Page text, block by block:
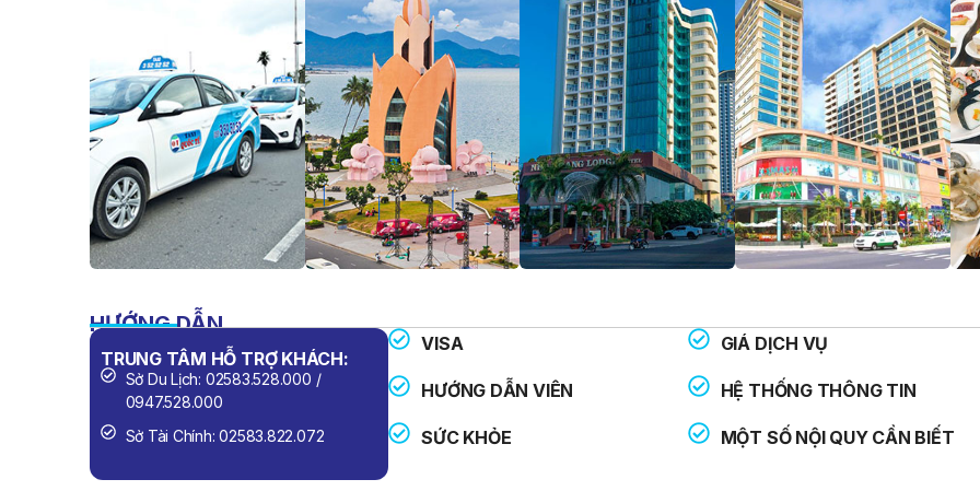
HƯỚNG DẪN
TRUNG TÂM HỖ TRỢ KHÁCH:
Sở Du Lịch: 02583.528.000 /
0947.528.000
Sở Tài Chính: 02583.822.072
Công An: 113
Cấp Cứu: 115
VISA
HƯỚNG DẪN VIÊN
SỨC KHỎE
GIÁ DỊCH VỤ
HỆ THỐNG THÔNG TIN
MỘT SỐ NỘI QUY CẦN BIẾT